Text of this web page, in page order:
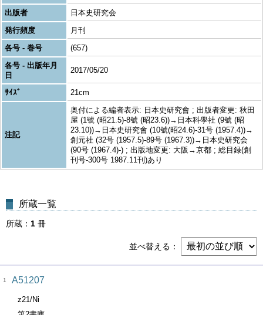
出版者
日本史研究会
発行頻度
月刊
各号 - 巻号
(657)
各号 - 出版年月
日
2017/05/20
ｻｲｽﾞ 21cm
注記
奥付による編者表示: 日本史研究會 ; 出版者変更: 秋田
屋 (1號 (昭21.5)-8號 (昭23.6))→日本科學社 (9號 (昭
23.10))→日本史研究會 (10號(昭24.6)-31号 (1957.4))→
創元社 (32号 (1957.5)-89号 (1967.3))→日本史研究会
(90号 (1967.4)-) ; 出版地変更: 大阪→京都 ; 総目録(創
刊号-300号 1987.11刊)あり
所蔵一覧
所蔵 1 冊
並べ替える
1 A51207
z21/Ni